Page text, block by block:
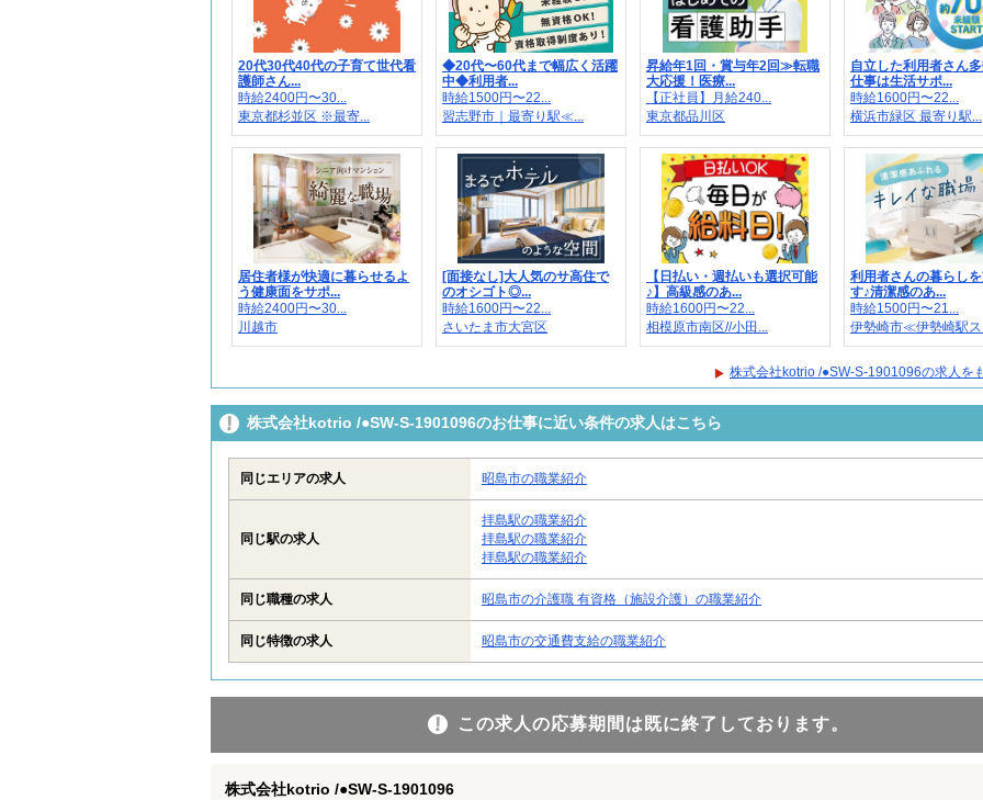
20代30代40代の子育て世代看
護師さん...
時給2400円〜30...
東京都杉並区 ※最寄...
◆20代〜60代まで幅広く活躍
中◆利用者...
時給1500円〜22...
習志野市｜最寄り駅≪...
昇給年1回・賞与年2回≫転職
大応援！医療...
【正社員】月給240...
東京都品川区
自立した利用者さん
仕事は生活サポ...
時給1600円〜22...
横浜市緑区 最寄り駅...
居住者様が快適に暮らせるよ
う健康面をサポ...
時給2400円〜30...
川越市
[面接なし]大人気のサ高住で
のオシゴト◎...
時給1600円〜22...
さいたま市大宮区
【日払い・週払いも選択可能
♪】高級感のあ...
時給1600円〜22...
相模原市南区//小田...
利用者さんの暮らし
す♪清潔感のあ...
時給1500円〜21...
伊勢崎市≪伊勢崎駅ス
株式会社kotrio /●SW-S-1901096の求人を
株式会社kotrio /●SW-S-1901096のお仕事に近い条件の求人はこちら
同じエリアの求人 昭島市の職業紹介
同じ駅の求人
拝島駅の職業紹介
拝島駅の職業紹介
拝島駅の職業紹介
同じ職種の求人 昭島市の介護職 有資格（施設介護）の職業紹介
同じ特徴の求人 昭島市の交通費支給の職業紹介
この求人の応募期間は既に終了しております。
株式会社kotrio /●SW-S-1901096